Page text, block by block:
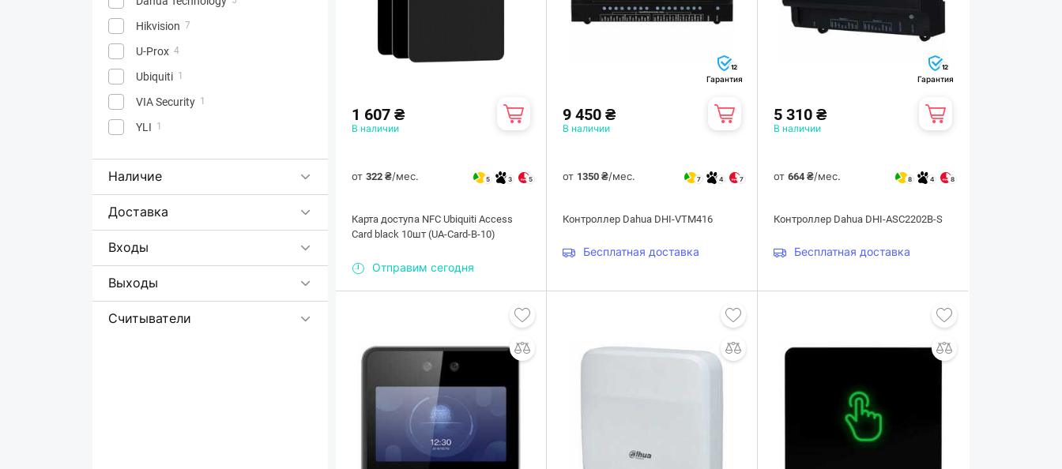
Hikvision 7
U-Prox 4
Ubiquiti 1
VIA Security 1
YLI 1
Наличие
Доставка
Входы
Выходы
Считыватели
1 607 ₴
В наличии
от 322 ₴/мес. 5 3 5
Карта доступа NFC Ubiquiti Access
Card black 10шт (UA-Card-B-10)
Отправим сегодня
12
Гарантия
9 450 ₴
В наличии
от 1350 ₴/мес. 7 4 7
Контроллер Dahua DHI-VTM416
Бесплатная доставка
12
Гарантия
5 310 ₴
В наличии
от664 ₴/мес. 8 4 8
Контроллер Dahua DHI-ASC2202B-S
Бесплатная доставка